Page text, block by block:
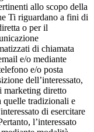
allo scopo della
Ti riguardano a fini di
o per il
di chiamata
e/o mediante
e/o posta
dell’interessato,
marketing diretto
quelle tradizionali e
di esercitare
l’interessato